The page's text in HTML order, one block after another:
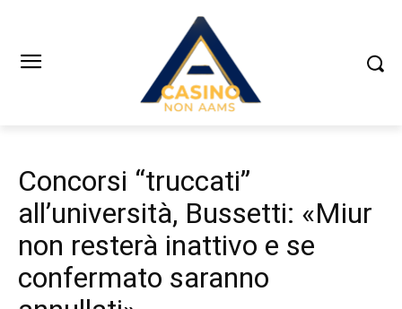
Concorsi “truccati”
all’università, Bussetti: «Miur
non resterà inattivo e se
confermato saranno